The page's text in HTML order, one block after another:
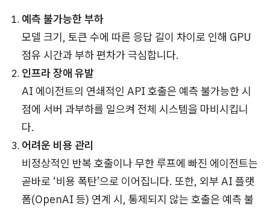
예측 불가능한 부하
모델 크기, 토큰 수에 따른 응답 길이 차이로 인해 GPU
점유 시간과 부하 편차가 극심합니다.
인프라 장애 유발
AI 에이전트의 연쇄적인 API 호출은 예측 불가능한 시
점에 서버 과부하를 일으켜 전체 시스템을 마비시킵니
다.
어려운 비용 관리
비정상적인 반복 호출이나 무한 루프에 빠진 에이전트는
곧바로 ‘비용 폭탄’으로 이어집니다. 또한, 외부 AI 플랫
폼(OpenAI 등) 연계 시, 통제되지 않는 호출은 예측 불